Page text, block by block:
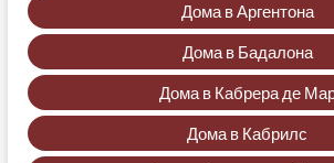
Дома в Аргентона
Дома в Бадалона
Дома в Кабрера де
Дома в Кабрилс